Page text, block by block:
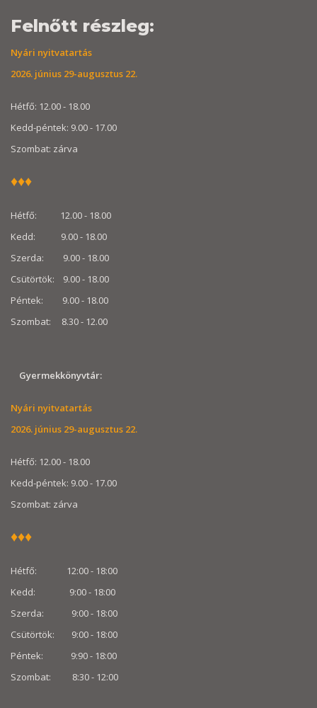
Felnőtt részleg:
Nyári nyitvatartás
2026. június 29-augusztus 22.
Hétfő: 12.00 - 18.00
Kedd-péntek: 9.00 - 17.00
Szombat: zárva
♦♦♦
Hétfő: 12.00 - 18.00
Kedd: 9.00 - 18.00
Szerda: 9.00 - 18.00
Csütörtök: 9.00 - 18.00
Péntek: 9.00 - 18.00
Szombat: 8.30 - 12.00
Gyermekkönyvtár:
Nyári nyitvatartás
2026. június 29-augusztus 22.
Hétfő: 12.00 - 18.00
Kedd-péntek: 9.00 - 17.00
Szombat: zárva
♦♦♦
Hétfő: 12:00 - 18:00
Kedd: 9:00 - 18:00
Szerda: 9:00 - 18:00
Csütörtök: 9:00 - 18:00
Péntek: 9:90 - 18:00
Szombat: 8:30 - 12:00